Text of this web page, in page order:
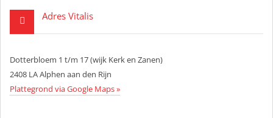
Adres Vitalis
Dotterbloem 1 t/m 17 (wijk Kerk en Zanen)
2408 LA Alphen aan den Rijn
Plattegrond via Google Maps »